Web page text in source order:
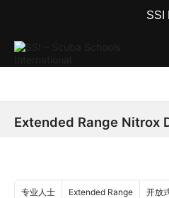
SSI
Extended Range Nitrox
专业人士 Extended Range 开放